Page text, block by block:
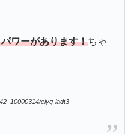
ワーがあります！ちゃ
eiyg-iadt3-